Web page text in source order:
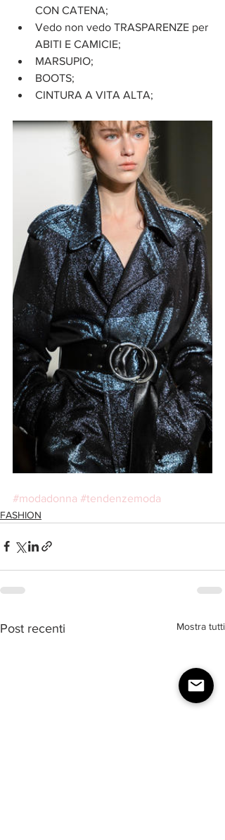
CON CATENA;
Vedo non vedo TRASPARENZE per
ABITI E CAMICIE;
MARSUPIO;
BOOTS;
CINTURA A VITA ALTA;
#modadonna #tendenzemoda
FASHION
Post recenti Mostra tutti